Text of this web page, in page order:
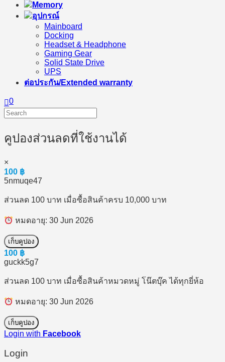
Memory
อุปกรณ์
Mainboard
Docking
Headset & Headphone
Gaming Gear
Solid State Drive
UPS
ต่อประกัน/Extended warranty
0
คูปองส่วนลดที่ใช้งานได้
×
100 ฿
5nmuqe47
ส่วนลด 100 บาท เมื่อซื้อสินค้าครบ 10,000 บาท
หมดอายุ: 30 Jun 2026
เก็บคูปอง
100 ฿
guckk5g7
ส่วนลด 100 บาท เมื่อซื้อสินค้าหมวดหมู่ โน๊ตบุ๊ค ได้ทุกยี่ห้อ
หมดอายุ: 30 Jun 2026
เก็บคูปอง
Login with Facebook
Login